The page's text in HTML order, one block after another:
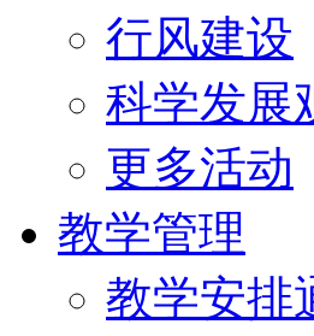
行风建设
科学发展
更多活动
教学管理
教学安排